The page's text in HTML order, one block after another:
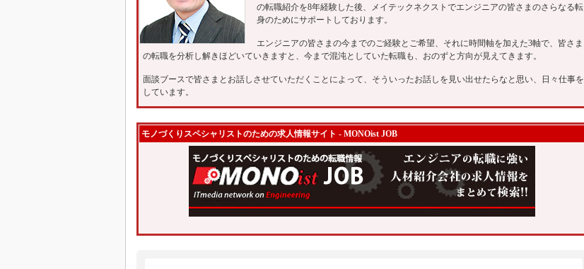
の転職紹介を8年経験した後、メイテックネクストでエンジニアの皆さまのさらなる転
身のためにサポートしております。
エンジニアの皆さまの今までのご経験とご希望、それに時間軸を加えた3軸で、皆さま
の転職を分析し解きほどいていきますと、今まで混沌としていた転職も、おのずと方向が見えてきます。
面談ブースで皆さまとお話しさせていただくことによって、そういったお話しを見い出せたらなと思い、日々仕事を
しています。
モノづくりスペシャリストのための求人情報サイト - MONOist JOB